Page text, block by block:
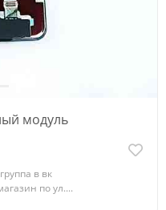
модуль
в вк
по ул....